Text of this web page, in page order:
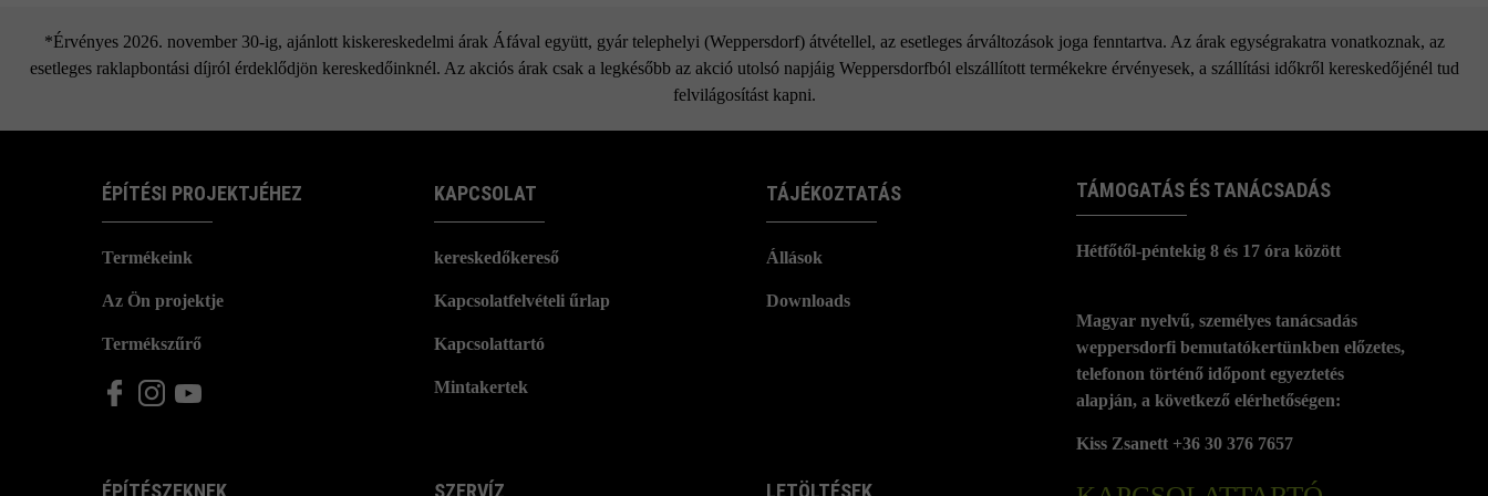
*Érvényes 2026. november 30-ig, ajánlott kiskereskedelmi árak Áfával együtt, gyár telephelyi (Weppersdorf) átvétellel, az esetleges árváltozások joga fenntartva. Az árak egységrakatra vonatkoznak, az
esetleges raklapbontási díjról érdeklődjön kereskedőinknél. Az akciós árak csak a legkésőbb az akció utolsó napjáig Weppersdorfból elszállított termékekre érvényesek, a szállítási időkről kereskedőjénél tud
felvilágosítást kapni.
ÉPÍTÉSI PROJEKTJÉHEZ
Termékeink
Az Ön projektje
Termékszűrő
ÉPÍTÉSZEKNEK
KAPCSOLAT
kereskedőkereső
Kapcsolatfelvételi űrlap
Kapcsolattartó
Mintakertek
SZERVÍZ
TÁJÉKOZTATÁS
Állások
Downloads
LETÖLTÉSEK
TÁMOGATÁS ÉS TANÁCSADÁS
Hétfőtől-péntekig 8 és 17 óra között
Magyar nyelvű, személyes tanácsadás
weppersdorfi bemutatókertünkben előzetes,
telefonon történő időpont egyeztetés
alapján, a következő elérhetőségen:
Kiss Zsanett +36 30 376 7657